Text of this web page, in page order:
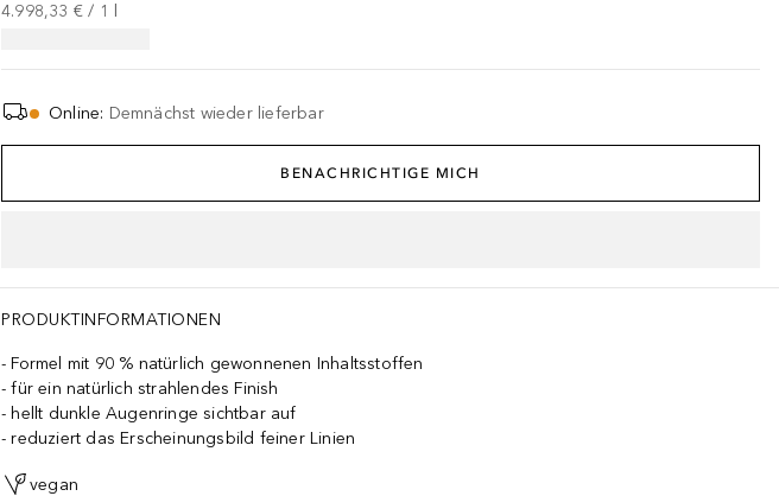
4.998,33 € / 1
Online: Demnächst wieder lieferbar
BENACHRICHTIGE MICH
PRODUKTINFORMATIONEN
Formel mit 90 % natürlich gewonnenen Inhaltsstoffen
für ein natürlich strahlendes Finish
hellt dunkle Augenringe sichtbar auf
reduziert das Erscheinungsbild feiner Linien
vegan